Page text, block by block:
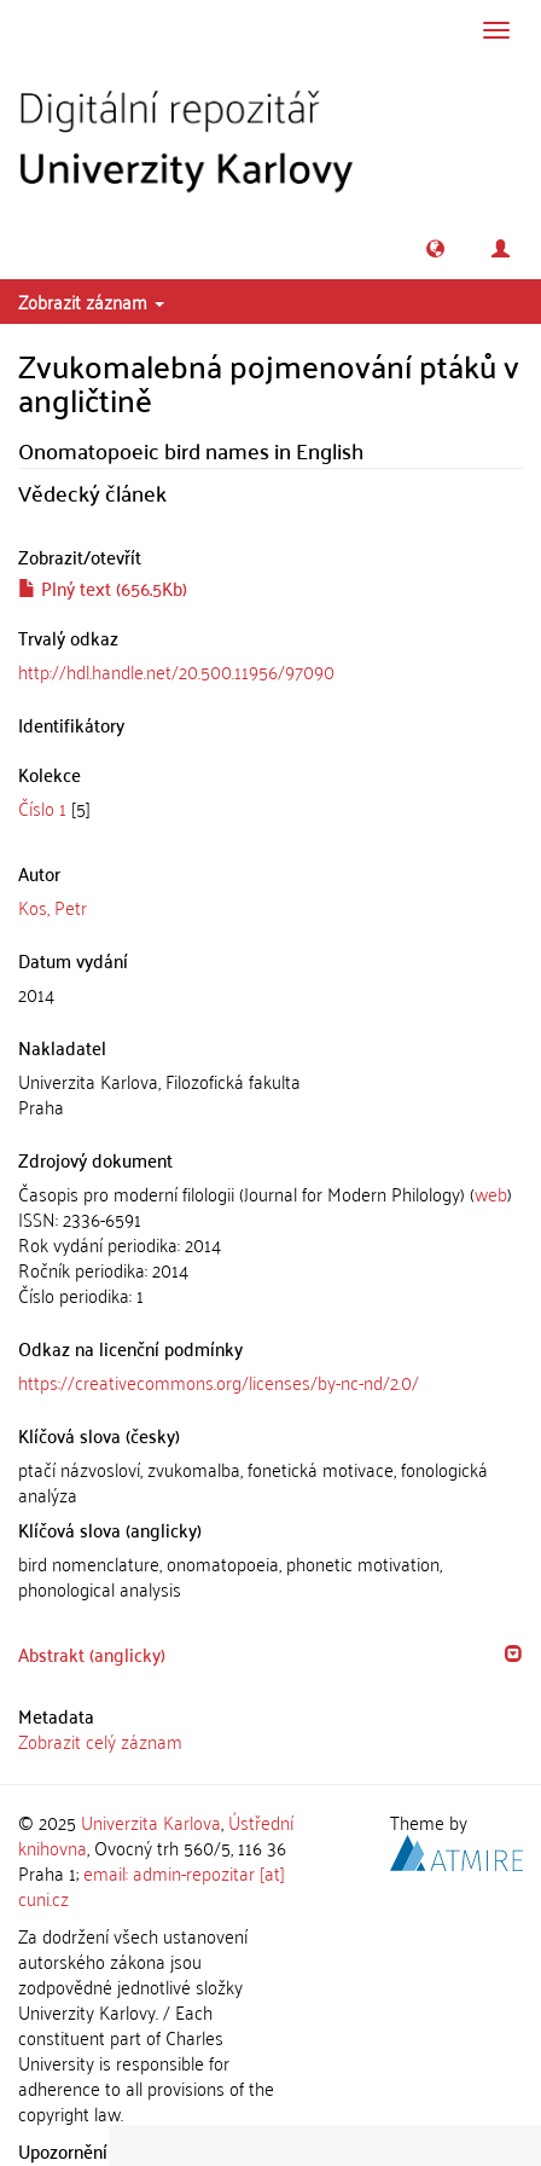
Zobrazit záznam
Zvukomalebná pojmenování ptáků v
angličtině
Onomatopoeic bird names in English
Vědecký článek
Zobrazit/otevřít
Plný text (656.5Kb)
Trvalý odkaz
http://hdl.handle.net/20.500.11956/97090
Identifikátory
Kolekce
Číslo 1 [5]
Autor
Kos, Petr
Datum vydání
2014
Nakladatel
Univerzita Karlova, Filozofická fakulta
Praha
Zdrojový dokument
Časopis pro moderní filologii (Journal for Modern Philology) (web)
ISSN: 2336-6591
Rok vydání periodika: 2014
Ročník periodika: 2014
Číslo periodika: 1
Odkaz na licenční podmínky
https://creativecommons.org/licenses/by-nc-nd/2.0/
Klíčová slova (česky)
ptačí názvosloví, zvukomalba, fonetická motivace, fonologická
analýza
Klíčová slova (anglicky)
bird nomenclature, onomatopoeia, phonetic motivation,
phonological analysis
Abstrakt (anglicky)
Metadata
Zobrazit celý záznam
© 2025 Univerzita Karlova,Ústřední
knihovna, Ovocný trh 560/5, 116 36
Praha 1;email: admin-repozitar [at]
cuni.cz
Za dodržení všech ustanovení
autorského zákona jsou
zodpovědné jednotlivé složky
Univerzity Karlovy. / Each
constituent part of Charles
University is responsible for
adherence to all provisions of the
copyright law.
Upozornění / Notice:
Theme by